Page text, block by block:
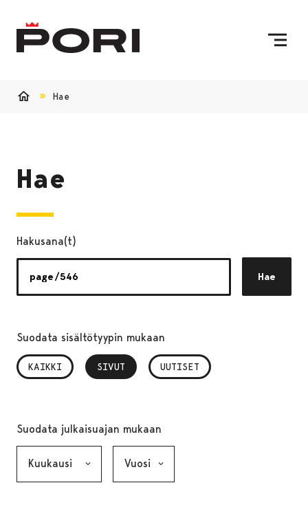
Hae
Hae
Hakusana(t)
Hae
Suodata sisältötyypin mukaan
KAIKKI SIVUT
, VALITTU UUTISET
Suodata julkaisuajan mukaan